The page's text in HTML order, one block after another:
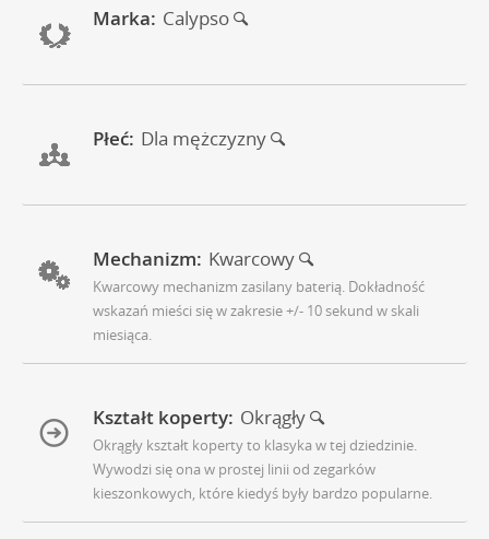
Marka: Calypso
Płeć: Dla mężczyzny
Mechanizm: Kwarcowy
Kwarcowy mechanizm zasilany baterią. Dokładność
wskazań mieści się w zakresie +/- 10 sekund w skali
miesiąca.
Kształt koperty: Okrągły
Okrągły kształt koperty to klasyka w tej dziedzinie.
Wywodzi się ona w prostej linii od zegarków
kieszonkowych, które kiedyś były bardzo popularne.